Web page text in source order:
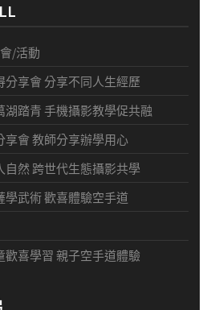
/活動
分享會 分享不同人生經歷
湖踏青 手機攝影教學促共融
享會 教師分享辦學用心
自然 跨世代生態攝影共學
學武術 歡喜體驗空手道
歡喜學習 親子空手道體驗